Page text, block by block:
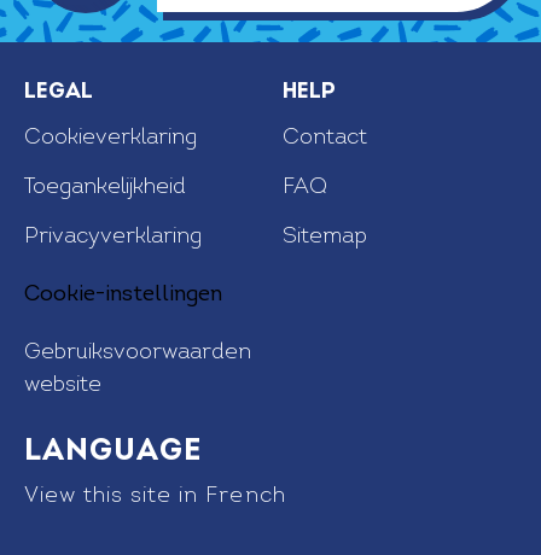
Legal
Cookieverklaring
Toegankelijkheid
Privacyverklaring
Cookie-instellingen
Gebruiksvoorwaarden
website
Help
Contact
FAQ
Sitemap
Language
View this site in French